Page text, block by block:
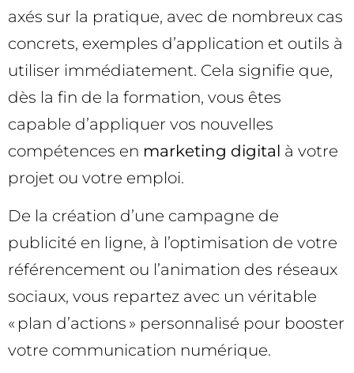
axés sur la pratique, avec de nombreux cas
concrets, exemples d’application et outils à
utiliser immédiatement. Cela signifie que,
dès la fin de la formation, vous êtes
capable d’appliquer vos nouvelles
compétences en marketing digital à votre
projet ou votre emploi.
De la création d’une campagne de
publicité en ligne, à l’optimisation de votre
référencement ou l’animation des réseaux
sociaux, vous repartez avec un véritable
« plan d’actions » personnalisé pour booster
votre communication numérique.